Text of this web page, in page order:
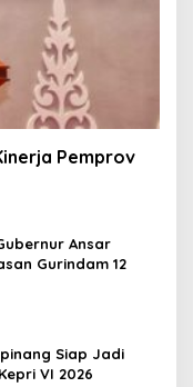
Pemprov
Ansar
Gurindam 12
Siap Jadi
VI 2026